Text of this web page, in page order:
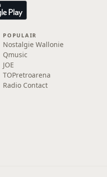
POPULAIR
Nostalgie Wallonie
Qmusic
JOE
TOPretroarena
Radio Contact